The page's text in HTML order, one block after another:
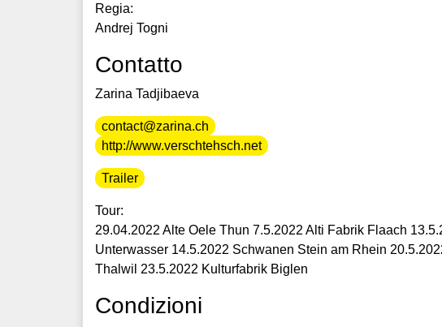
Regia:
Andrej Togni
Contatto
Zarina Tadjibaeva
contact@zarina.ch
http://www.verschtehsch.net
Trailer
Tour:
29.04.2022 Alte Oele Thun 7.5.2022 Alti Fabrik Flaach
Unterwasser 14.5.2022 Schwanen Stein am Rhein
Thalwil 23.5.2022 Kulturfabrik Biglen
Condizioni